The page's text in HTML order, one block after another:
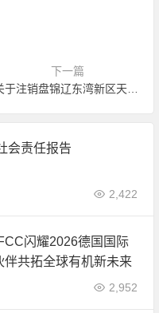
下一篇
会责任报告
2,422
闪耀2026德国国际
伴共拓全球有机新未来
2,952